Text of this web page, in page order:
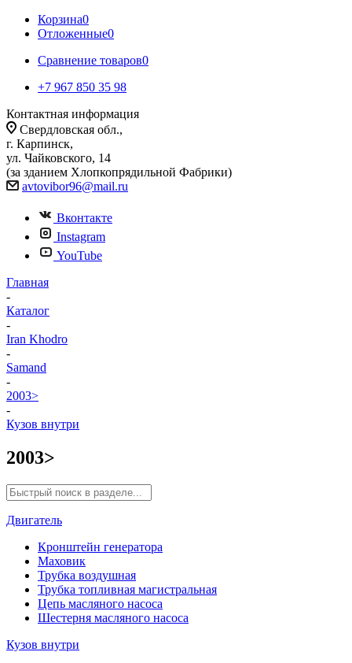
Корзина0
Отложенные0
Сравнение товаров0
+7 967 850 35 98
Контактная информация
Свердловская обл.,
г. Карпинск,
ул. Чайковского, 14
(за зданием Хлопкопрядильной Фабрики)
avtovibor96@mail.ru
Вконтакте
Instagram
YouTube
Главная
-
Каталог
-
Iran Khodro
-
Samand
-
2003>
-
Кузов внутри
2003>
Двигатель
Кронштейн генератора
Маховик
Трубка воздушная
Трубка топливная магистральная
Цепь масляного насоса
Шестерня масляного насоса
Кузов внутри